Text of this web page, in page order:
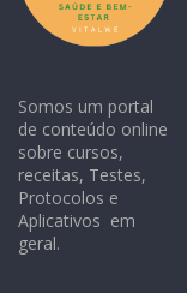
Somos um portal
de conteúdo online
sobre cursos,
receitas, Testes,
Protocolos e
Aplicativos em
geral.